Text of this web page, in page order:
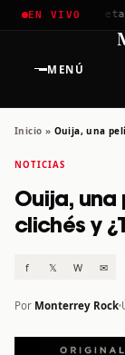
EN VIVO
2026✱Greta
MENÚ
Inicio » Ouija, una
NOTICIAS
Ouija, una
clichés y
f 𝕏 W ✉
Por Monterrey Rock